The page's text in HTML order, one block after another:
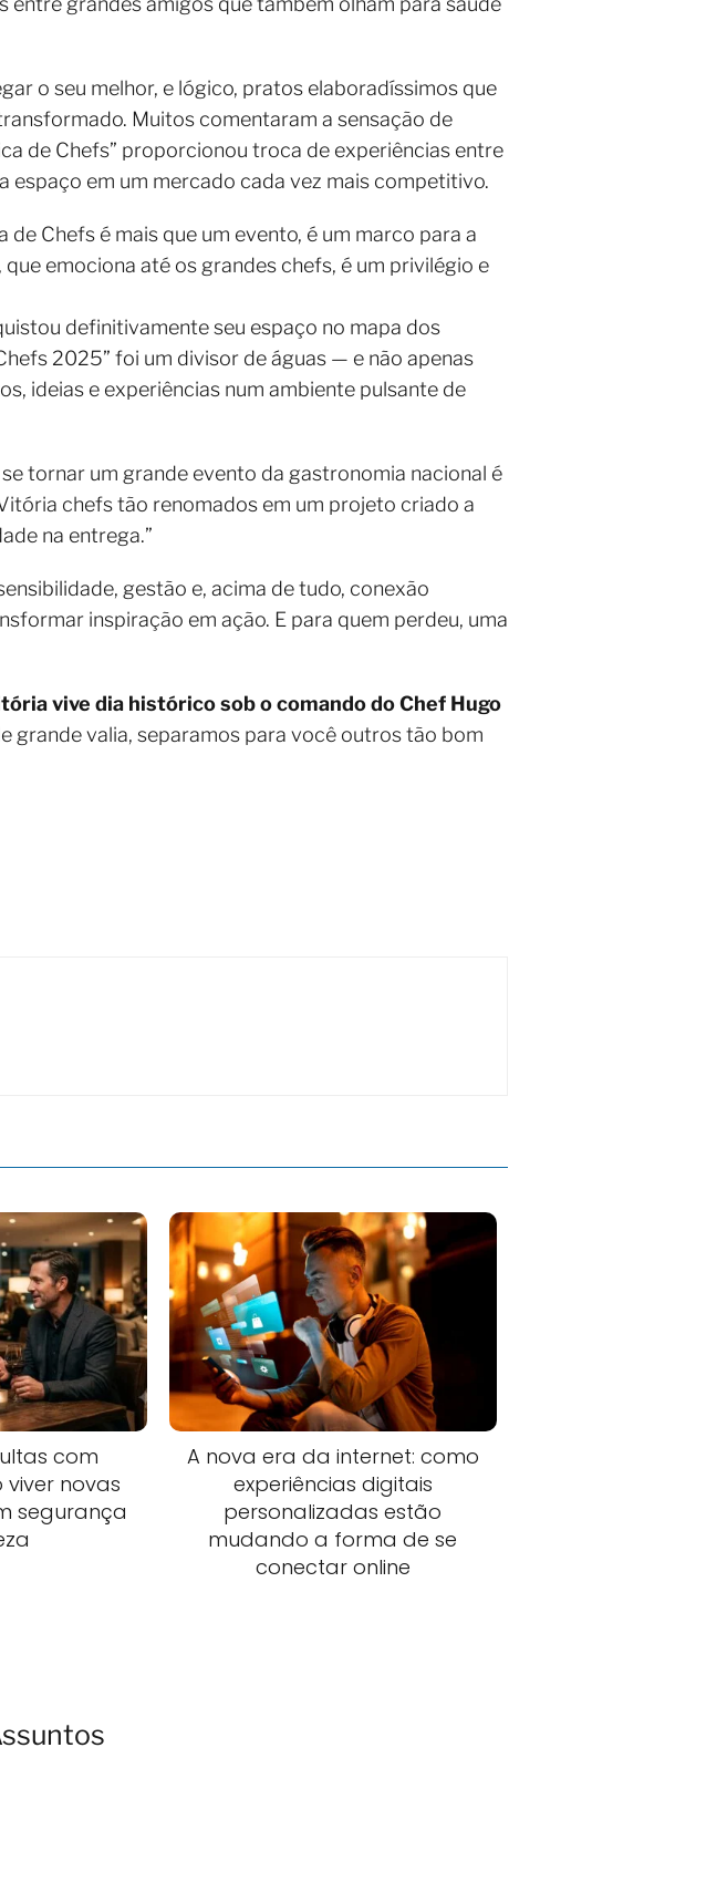
o seu melhor, e lógico, pratos elaboradíssimos que
Muitos comentaram a sensação de
de Chefs” proporcionou troca de experiências entre
em um mercado cada vez mais competitivo.
Chefs é mais que um evento, é um marco para a
emociona até os grandes chefs, é um privilégio e
definitivamente seu espaço no mapa dos
2025” foi um divisor de águas — e não apenas
ideias e experiências num ambiente pulsante de
tornar um grande evento da gastronomia nacional é
chefs tão renomados em um projeto criado a
na entrega.”
gestão e, acima de tudo, conexão
inspiração em ação. E para quem perdeu, uma
vive dia histórico sob o comando do Chef Hugo
grande valia, separamos para você outros tão bom
com
novas
segurança
A nova era da internet: como
experiências digitais
personalizadas estão
mudando a forma de se
conectar online